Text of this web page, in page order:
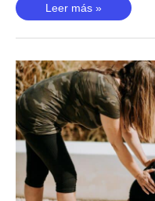
Revisión
de
Test
Max:
¿una
combinación
para
mejorar
rendimiento
físico?
Leer más »